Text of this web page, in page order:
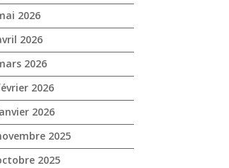
2026
2026
2026
2026
2026
2025
2025